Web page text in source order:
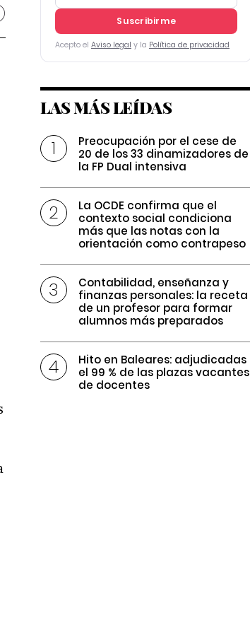
Suscribirme
Acepto el Aviso legal y la Política de privacidad
LAS MÁS LEÍDAS
Preocupación por el cese de
20 de los 33 dinamizadores de
la FP Dual intensiva
La OCDE confirma que el
contexto social condiciona
más que las notas con la
orientación como contrapeso
Contabilidad, enseñanza y
finanzas personales: la receta
de un profesor para formar
alumnos más preparados
Hito en Baleares: adjudicadas
el 99 % de las plazas vacantes
de docentes